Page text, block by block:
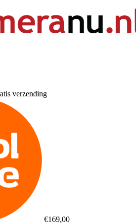
verzending
€169,00